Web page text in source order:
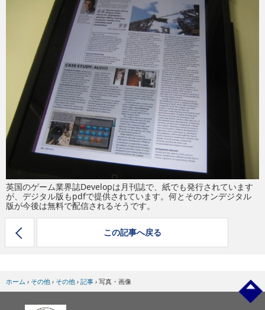
イベント/セミナー
eスポーツ
英国のゲーム業界誌Developは月刊誌で、紙でも発行されています
が、デジタル版もpdfで提供されています。何とそのオンデジタル
版が今後は無料で配信されるそうです。
この記事へ戻る
ホーム › その他 › その他 › 記事 › 写真・画像